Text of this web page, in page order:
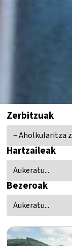
Zerbitzuak
Hartzaileak
Bezeroak